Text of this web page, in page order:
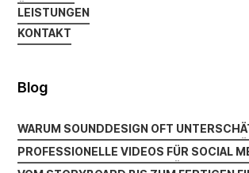
ÜBER UNS
LEISTUNGEN
LEISTUNGEN
KONTAKT
KONTAKT
Blog
WARUM SOUNDDESIGN OFT
DOCH DEN UNTERSCHIED MACHT
WARUM SOUNDDESIGN OFT
DOCH DEN UNTERSCHIED MACHT
PROFESSIONELLE VIDEOS FÜR SOCIAL
PROFESSIONELLE VIDEOS FÜR SOCIAL